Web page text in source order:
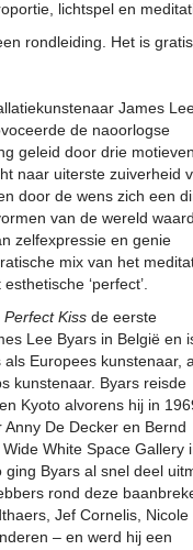
lichtspel en
rondleiding. Het is
James
de naoorlogse
geleid door drie
naar uiterste zuiverheid
door de wens zich een
van de wereld
zelfexpressie en genie
mix van het
‘perfect’.
Perfect Kiss de eerste
Lee Byars in België en
Europees kunstenaar,
kunstenaar. Byars reisde
Kyoto alvorens hij in
De Decker en Bernd
White Space Gallery
Byars al snel deel
rond deze
Jef Cornelis, Nicole
– en werd hij een